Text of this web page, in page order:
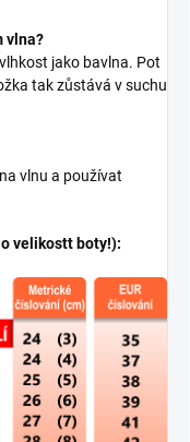
vlna?
jako bavlna. Pot
tak zůstává v suchu
vlnu a používat
o velikostt boty!):